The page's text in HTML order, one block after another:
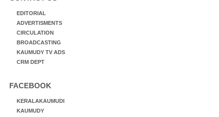
EDITORIAL
ADVERTISMENTS
CIRCULATION
BROADCASTING
KAUMUDY TV ADS
CRM DEPT
FACEBOOK
KERALAKAUMUDI
KAUMUDY